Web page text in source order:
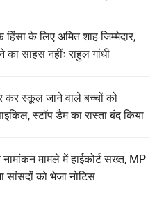
के लिए अमित शाह जिम्मेदार,
साहस नहींः राहुल गांधी
कर स्कूल जाने वाले बच्चों को
स्टॉप डैम का रास्ता बंद किया
नामांकन मामले में हाईकोर्ट सख्त, MP
सांसदों को भेजा नोटिस